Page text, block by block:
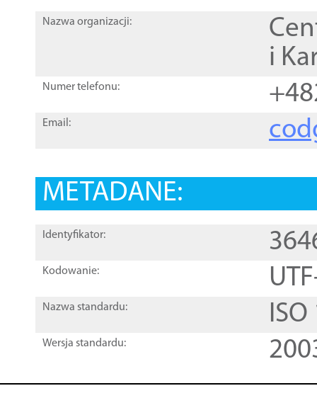
Nazwa organizacji:
i
Numer telefonu:
Email:
METADANE:
Identyfikator:
Kodowanie:
Nazwa standardu:
Wersja standardu: